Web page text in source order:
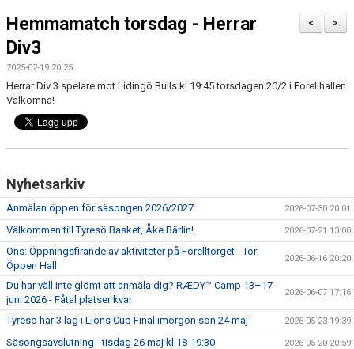
DOKUMENT
>
<
Hemmamatch torsdag - Herrar
Div3
2025-02-19 20:25
Herrar Div 3 spelare mot Lidingö Bulls kl 19:45 torsdagen 20/2 i Forellhallen
Välkomna!
Nyhetsarkiv
Anmälan öppen för säsongen 2026/2027 2026-07-30 20:01
Välkommen till Tyresö Basket, Åke Bärlin! 2026-07-21 13:00
Ons: Öppningsfirande av aktiviteter på Forelltorget - Tor:
Öppen Hall
2026-06-16 20:20
Du har väll inte glömt att anmäla dig? RÆDY™ Camp 13–17
juni 2026 - Fåtal platser kvar
2026-06-07 17:16
Tyresö har 3 lag i Lions Cup Final imorgon sön 24 maj 2026-05-23 19:39
Säsongsavslutning - tisdag 26 maj kl 18-19:30 2026-05-20 20:59